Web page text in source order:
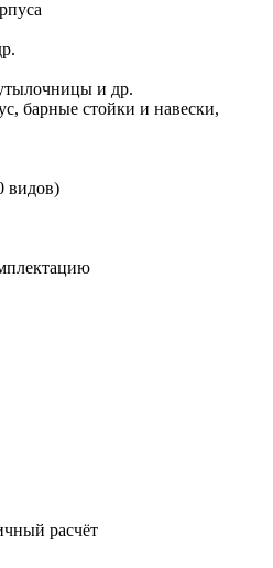
и др.
барные стойки и навески,
видов)
расчёт